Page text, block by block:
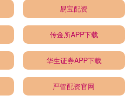
易宝配资
传金所APP下载
华生证券APP下载
严管配资官网